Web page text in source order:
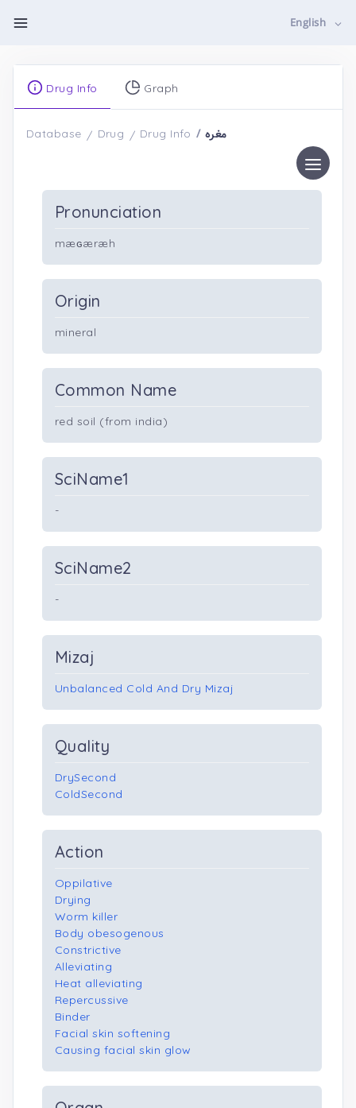
English
Drug Info Graph
Database Drug Drug Info مغره
Pronunciation
mæɢæræh
Origin
mineral
Common Name
red soil (from india)
SciName1
-
SciName2
-
Mizaj
Unbalanced Cold And Dry Mizaj
Quality
DrySecond
ColdSecond
Action
Oppilative
Drying
Worm killer
Body obesogenous
Constrictive
Alleviating
Heat alleviating
Repercussive
Binder
Facial skin softening
Causing facial skin glow